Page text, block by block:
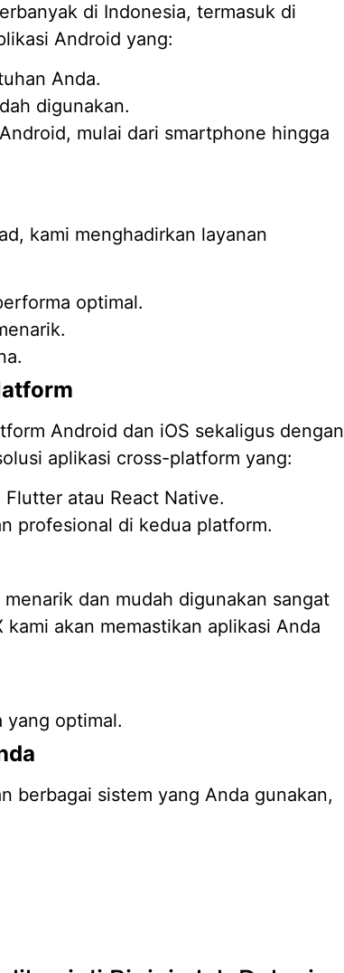
di Indonesia, termasuk di
Android yang:
Anda.
digunakan.
mulai dari smartphone hingga
kami menghadirkan layanan
optimal.
Android dan iOS sekaligus dengan
aplikasi cross-platform yang:
atau React Native.
profesional di kedua platform.
dan mudah digunakan sangat
akan memastikan aplikasi Anda
yang optimal.
berbagai sistem yang Anda gunakan,